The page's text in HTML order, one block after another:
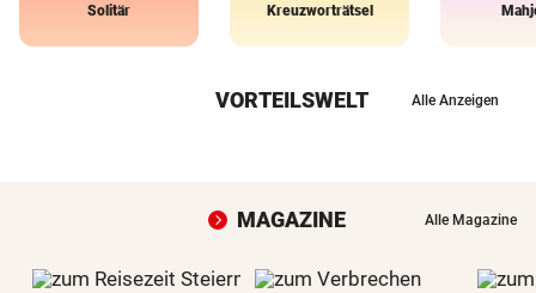
Solitär Kreuzworträtsel
VORTEILSWELT Alle Anzeigen
MAGAZINE Alle Magazine